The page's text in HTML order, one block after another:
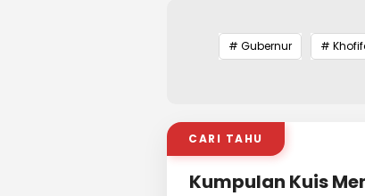
# Gubernur #
CARI TAHU
Kumpulan Kuis